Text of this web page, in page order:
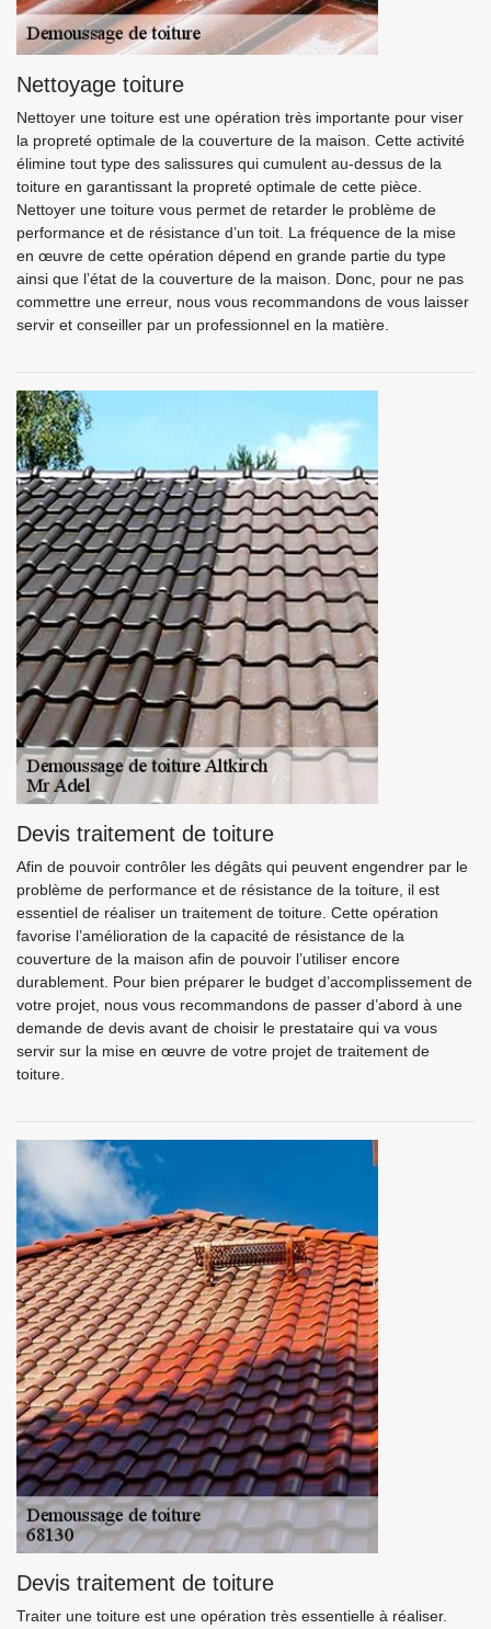
Nettoyage toiture
Nettoyer une toiture est une opération très importante pour viser
la propreté optimale de la couverture de la maison. Cette activité
élimine tout type des salissures qui cumulent au-dessus de la
toiture en garantissant la propreté optimale de cette pièce.
Nettoyer une toiture vous permet de retarder le problème de
performance et de résistance d’un toit. La fréquence de la mise
en œuvre de cette opération dépend en grande partie du type
ainsi que l’état de la couverture de la maison. Donc, pour ne pas
commettre une erreur, nous vous recommandons de vous laisser
servir et conseiller par un professionnel en la matière.
Devis traitement de toiture
Afin de pouvoir contrôler les dégâts qui peuvent engendrer par le
problème de performance et de résistance de la toiture, il est
essentiel de réaliser un traitement de toiture. Cette opération
favorise l’amélioration de la capacité de résistance de la
couverture de la maison afin de pouvoir l’utiliser encore
durablement. Pour bien préparer le budget d’accomplissement de
votre projet, nous vous recommandons de passer d’abord à une
demande de devis avant de choisir le prestataire qui va vous
servir sur la mise en œuvre de votre projet de traitement de
toiture.
Devis traitement de toiture
Traiter une toiture est une opération très essentielle à réaliser.